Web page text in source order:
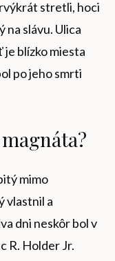
stretli, hoci
na slávu. Ulica
je blízko miesta
po jeho smrti
mimo
vlastnil a
dni neskôr bol v
R. Holder Jr.